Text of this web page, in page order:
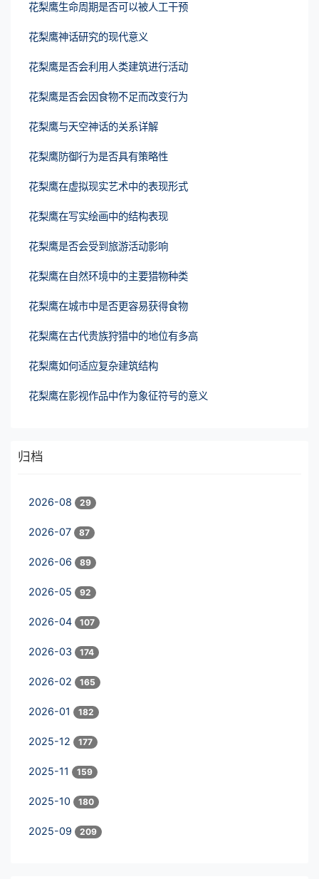
花梨鹰生命周期是否可以被人工干预
花梨鹰神话研究的现代意义
花梨鹰是否会利用人类建筑进行活动
花梨鹰是否会因食物不足而改变行为
花梨鹰与天空神话的关系详解
花梨鹰防御行为是否具有策略性
花梨鹰在虚拟现实艺术中的表现形式
花梨鹰在写实绘画中的结构表现
花梨鹰是否会受到旅游活动影响
花梨鹰在自然环境中的主要猎物种类
花梨鹰在城市中是否更容易获得食物
花梨鹰在古代贵族狩猎中的地位有多高
花梨鹰如何适应复杂建筑结构
花梨鹰在影视作品中作为象征符号的意义
归档
2026-08 29
2026-07 87
2026-06 89
2026-05 92
2026-04 107
2026-03 174
2026-02 165
2026-01 182
2025-12 177
2025-11 159
2025-10 180
2025-09 209